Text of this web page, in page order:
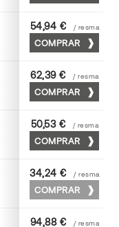
52 x 70
54,94 € / resma
COMPRAR
52 x 70
62,39 € / resma
COMPRAR
45 x 64
50,53 € / resma
COMPRAR
52 x 70
34,24 € / resma
COMPRAR
94,88 € / resma